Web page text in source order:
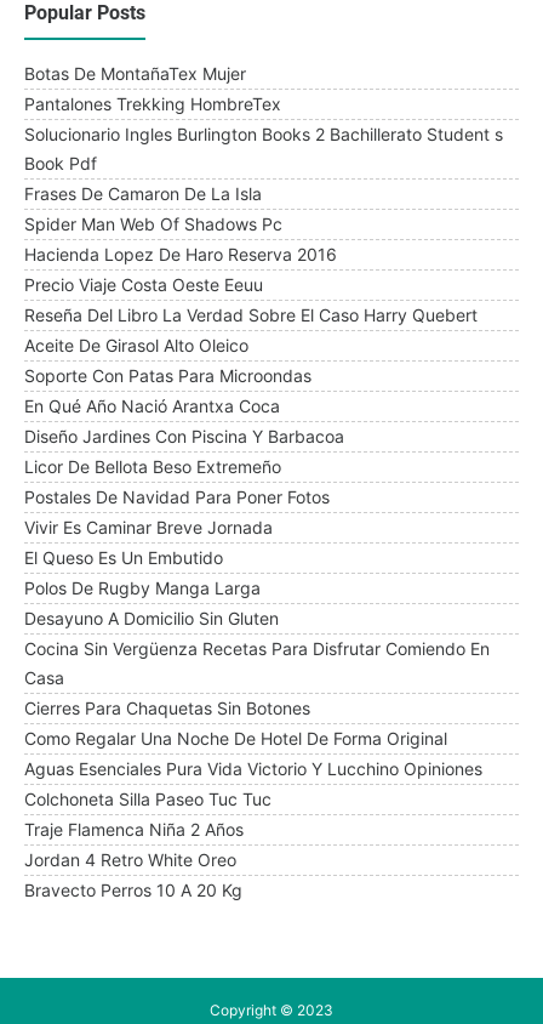
Popular Posts
Botas De MontañaTex Mujer
Pantalones Trekking HombreTex
Solucionario Ingles Burlington Books 2 Bachillerato Student s
Book Pdf
Frases De Camaron De La Isla
Spider Man Web Of Shadows Pc
Hacienda Lopez De Haro Reserva 2016
Precio Viaje Costa Oeste Eeuu
Reseña Del Libro La Verdad Sobre El Caso Harry Quebert
Aceite De Girasol Alto Oleico
Soporte Con Patas Para Microondas
En Qué Año Nació Arantxa Coca
Diseño Jardines Con Piscina Y Barbacoa
Licor De Bellota Beso Extremeño
Postales De Navidad Para Poner Fotos
Vivir Es Caminar Breve Jornada
El Queso Es Un Embutido
Polos De Rugby Manga Larga
Desayuno A Domicilio Sin Gluten
Cocina Sin Vergüenza Recetas Para Disfrutar Comiendo En
Casa
Cierres Para Chaquetas Sin Botones
Como Regalar Una Noche De Hotel De Forma Original
Aguas Esenciales Pura Vida Victorio Y Lucchino Opiniones
Colchoneta Silla Paseo Tuc Tuc
Traje Flamenca Niña 2 Años
Jordan 4 Retro White Oreo
Bravecto Perros 10 A 20 Kg
Copyright © 2023